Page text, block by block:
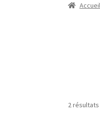
Accueil
2